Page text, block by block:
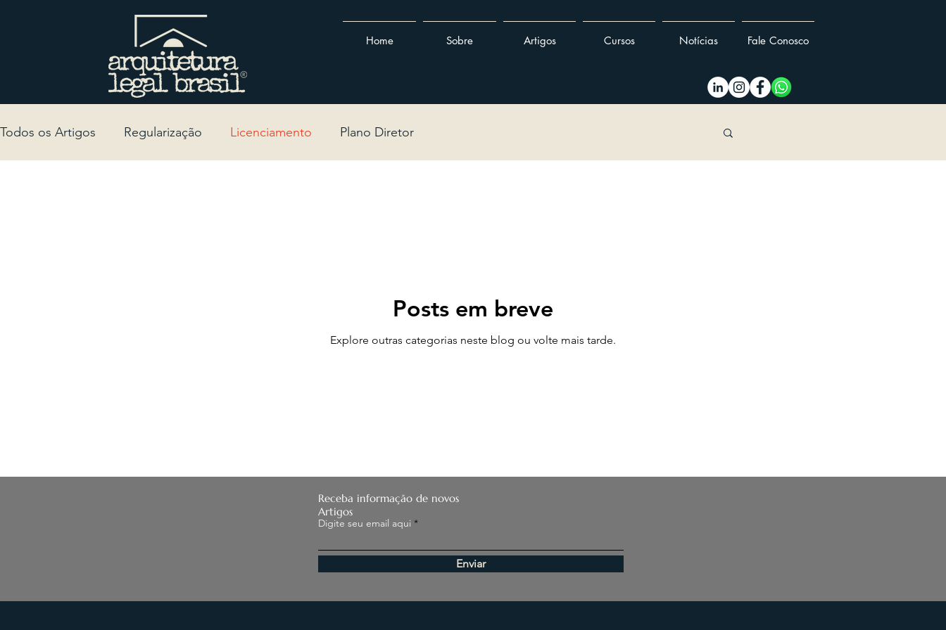
Home Sobre Artigos Cursos Notícias Fale Conosco
Todos os Artigos Regularização Licenciamento Plano Diretor
Posts em breve
Explore outras categorias neste blog ou volte mais tarde.
Receba informação de novos
Artigos
Digite seu email aqui
Enviar